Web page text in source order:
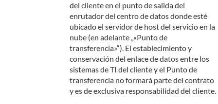
del cliente en el punto de salida del
enrutador del centro de datos donde esté
ubicado el servidor de host del servicio en la
nube (en adelante „«Punto de
transferencia»“). El establecimiento y
conservación del enlace de datos entre los
sistemas de TI del cliente y el Punto de
transferencia no formará parte del contrato
y es de exclusiva responsabilidad del cliente.